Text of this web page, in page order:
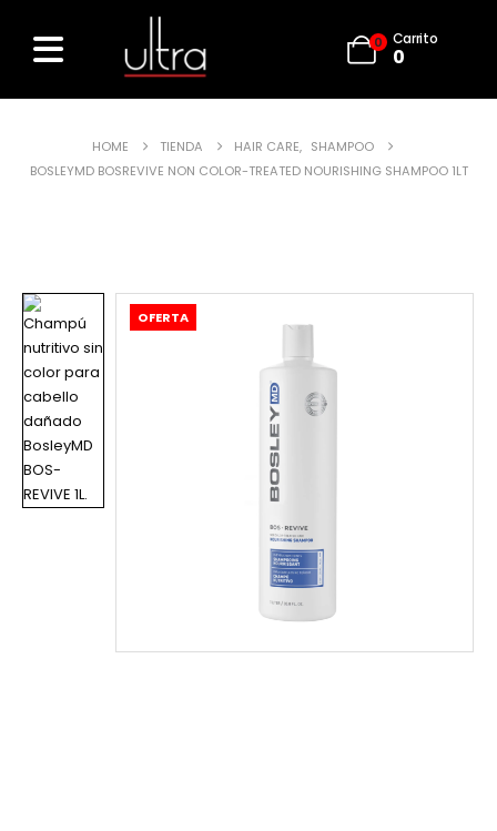
0 Carrito
0
HOME TIENDA HAIR CARE, SHAMPOO
BOSLEYMD BOSREVIVE NON COLOR-TREATED NOURISHING SHAMPOO 1LT
OFERTA